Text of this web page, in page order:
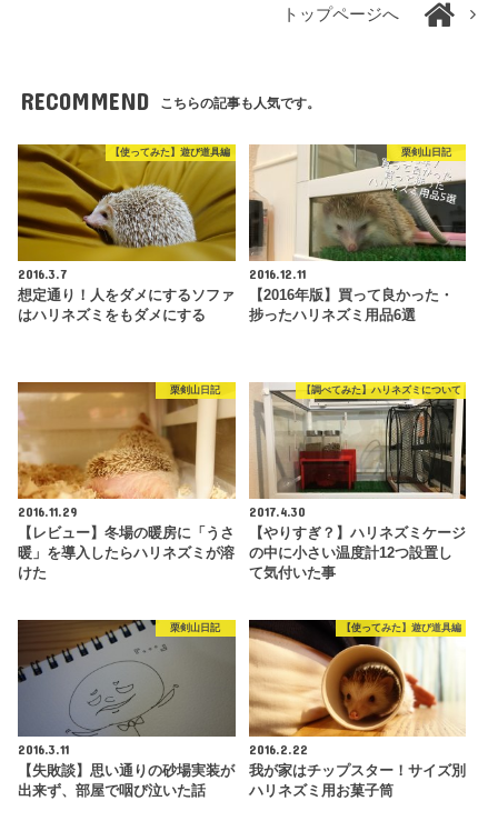
トップページへ
RECOMMEND こちらの記事も人気です。
【使ってみた】遊び道具編
2016.3.7
想定通り！人をダメにするソファ
はハリネズミをもダメにする
栗剣山日記
2016.12.11
【2016年版】買って良かった・
捗ったハリネズミ用品6選
栗剣山日記
2016.11.29
【レビュー】冬場の暖房に「うさ
暖」を導入したらハリネズミが溶
けた
【調べてみた】ハリネズミについて
2017.4.30
【やりすぎ？】ハリネズミケージ
の中に小さい温度計12つ設置し
て気付いた事
栗剣山日記
2016.3.11
【失敗談】思い通りの砂場実装が
出来ず、部屋で咽び泣いた話
【使ってみた】遊び道具編
2016.2.22
我が家はチップスター！サイズ別
ハリネズミ用お菓子筒